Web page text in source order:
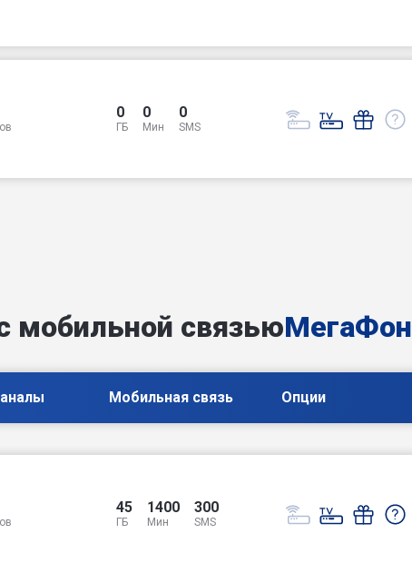
0
ГБ
0
Мин
0
SMS
мобильной связьюМегаФон
Мобильная связь Опции
45
ГБ
1400
Мин
300
SMS